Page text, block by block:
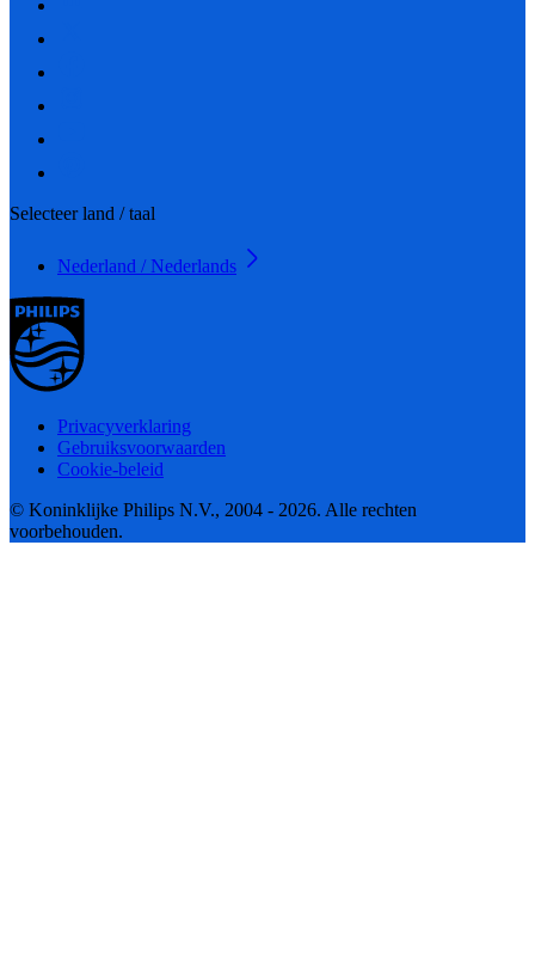
Selecteer land / taal
Nederland / Nederlands
Privacyverklaring
Gebruiksvoorwaarden
Cookie-beleid
© Koninklijke Philips N.V., 2004 - 2026. Alle rechten
voorbehouden.